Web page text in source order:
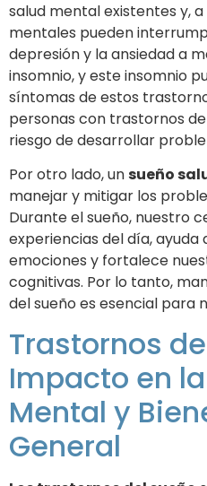
salud mental existentes y,
mentales pueden
depresión y la ansiedad a
insomnio, y este insomnio
síntomas de estos
personas con trastornos
riesgo de desarrollar
Por otro lado, unsueño
manejar y mitigar los
Durante el sueño, nuestro
experiencias del día, ayuda
emociones y fortalece
cognitivas. Por lo tanto,
del sueño es esencial para
Trastornos
Impacto en
Mental y
General